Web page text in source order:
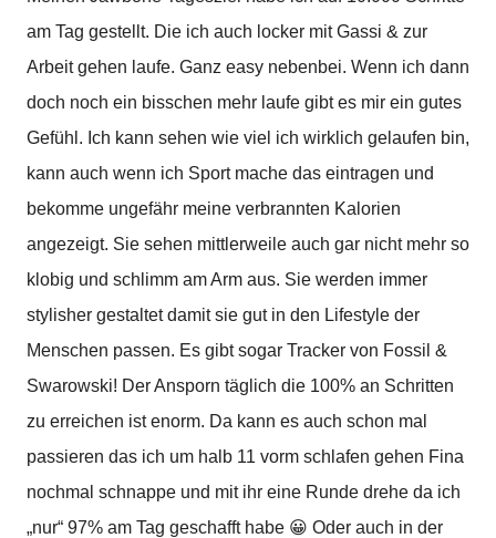
am Tag gestellt. Die ich auch locker mit Gassi & zur
Arbeit gehen laufe. Ganz easy nebenbei. Wenn ich dann
doch noch ein bisschen mehr laufe gibt es mir ein gutes
Gefühl. Ich kann sehen wie viel ich wirklich gelaufen bin,
kann auch wenn ich Sport mache das eintragen und
bekomme ungefähr meine verbrannten Kalorien
angezeigt. Sie sehen mittlerweile auch gar nicht mehr so
klobig und schlimm am Arm aus. Sie werden immer
stylisher gestaltet damit sie gut in den Lifestyle der
Menschen passen. Es gibt sogar Tracker von Fossil &
Swarowski! Der Ansporn täglich die 100% an Schritten
zu erreichen ist enorm. Da kann es auch schon mal
passieren das ich um halb 11 vorm schlafen gehen Fina
nochmal schnappe und mit ihr eine Runde drehe da ich
„nur“ 97% am Tag geschafft habe 😀 Oder auch in der